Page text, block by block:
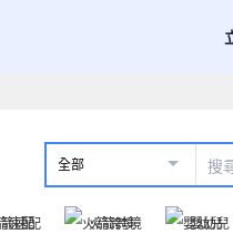
全部
速配 火箭跨境 嬰幼兒